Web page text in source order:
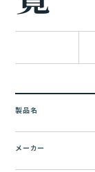
製品名
メーカー